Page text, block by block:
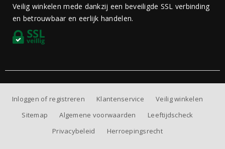
Veilig winkelen mede dankzij een beveiligde SSL verbinding
en betrouwbaar en eerlijk handelen.
Inloggen of registreren Klantenservice
Veilig winkelen
Sitemap
Algemene voorwaarden
Leeftijdscheck
Privacybeleid
Herroepingsrecht